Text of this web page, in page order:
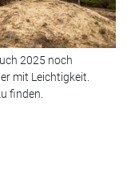
2025 noch
mit Leichtigkeit.
finden.